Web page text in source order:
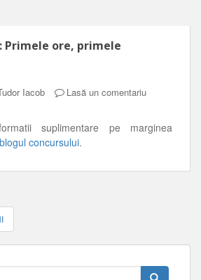
Primele ore, primele
Iacob Lasă un comentariu
suplimentare pe marginea
blogul concursului.